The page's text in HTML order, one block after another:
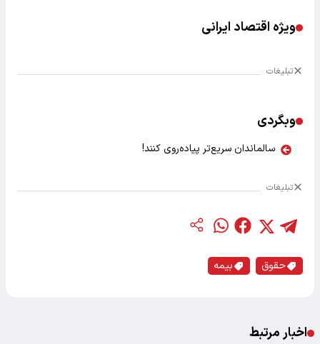
ویژه اقتصاد ایرانی
تبلیغات
وبگردی
سالماندان سریع‌تر پیاده‌روی کنند!
تبلیغات
حقوق بیمه
اخبار مرتبط